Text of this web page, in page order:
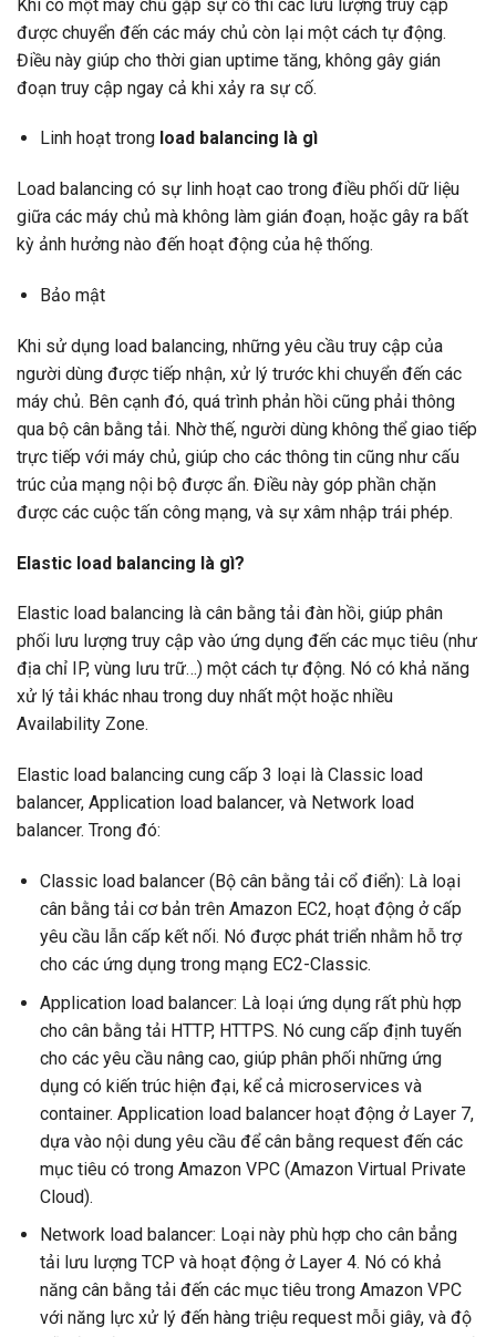
Khi có một máy chủ gặp sự cố thì các lưu lượng truy cập
được chuyển đến các máy chủ còn lại một cách tự động.
Điều này giúp cho thời gian uptime tăng, không gây gián
đoạn truy cập ngay cả khi xảy ra sự cố.
Linh hoạt trong load balancing là gì
Load balancing có sự linh hoạt cao trong điều phối dữ liệu
giữa các máy chủ mà không làm gián đoạn, hoặc gây ra bất
kỳ ảnh hưởng nào đến hoạt động của hệ thống.
Bảo mật
Khi sử dụng load balancing, những yêu cầu truy cập của
người dùng được tiếp nhận, xử lý trước khi chuyển đến các
máy chủ. Bên cạnh đó, quá trình phản hồi cũng phải thông
qua bộ cân bằng tải. Nhờ thế, người dùng không thể giao tiếp
trực tiếp với máy chủ, giúp cho các thông tin cũng như cấu
trúc của mạng nội bộ được ẩn. Điều này góp phần chặn
được các cuộc tấn công mạng, và sự xâm nhập trái phép.
Elastic load balancing là gì?
Elastic load balancing là cân bằng tải đàn hồi, giúp phân
phối lưu lượng truy cập vào ứng dụng đến các mục tiêu (như
địa chỉ IP, vùng lưu trữ…) một cách tự động. Nó có khả năng
xử lý tải khác nhau trong duy nhất một hoặc nhiều
Availability Zone.
Elastic load balancing cung cấp 3 loại là Classic load
balancer, Application load balancer, và Network load
balancer. Trong đó:
Classic load balancer (Bộ cân bằng tải cổ điển): Là loại
cân bằng tải cơ bản trên Amazon EC2, hoạt động ở cấp
yêu cầu lẫn cấp kết nối. Nó được phát triển nhằm hỗ trợ
cho các ứng dụng trong mạng EC2-Classic.
Application load balancer: Là loại ứng dụng rất phù hợp
cho cân bằng tải HTTP, HTTPS. Nó cung cấp định tuyến
cho các yêu cầu nâng cao, giúp phân phối những ứng
dụng có kiến trúc hiện đại, kể cả microservices và
container. Application load balancer hoạt động ở Layer 7,
dựa vào nội dung yêu cầu để cân bằng request đến các
mục tiêu có trong Amazon VPC (Amazon Virtual Private
Cloud).
Network load balancer: Loại này phù hợp cho cân bẳng
tải lưu lượng TCP và hoạt động ở Layer 4. Nó có khả
năng cân bằng tải đến các mục tiêu trong Amazon VPC
với năng lực xử lý đến hàng triệu request mỗi giây, và độ